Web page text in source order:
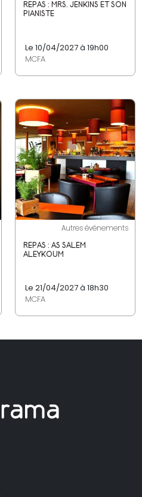
REPAS : MRS. JENKINS ET SON
PIANISTE
Le 10/04/2027 à 19h00
MCFA
Autres événements
REPAS : AS SALEM
ALEYKOUM
Le 21/04/2027 à 18h30
MCFA